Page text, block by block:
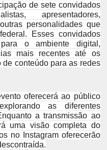
de sete convidados
apresentadores,
personalidades que
Esses convidados
o ambiente digital,
mais recentes até os
conteúdo para as redes
oferecerá ao público
as diferentes
a transmissão ao
uma visão completa do
no Instagram oferecerão